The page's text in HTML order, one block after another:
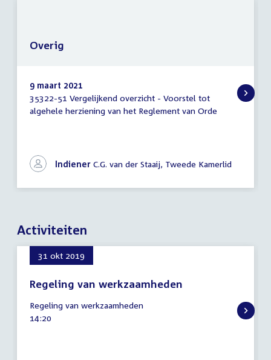
Overig
9 maart 2021
35322-51 Vergelijkend overzicht - Voorstel tot
algehele herziening van het Reglement van Orde
Indiener C.G. van der Staaij, Tweede Kamerlid
Overig
Activiteiten
31 okt 2019
Regeling van werkzaamheden
oktober
2019
Regeling van werkzaamheden
Tijd
14:20